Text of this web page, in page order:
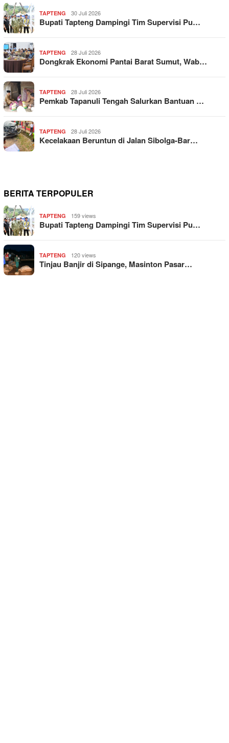
TAPTENG 30 Juli 2026
Bupati Tapteng Dampingi Tim Supervisi Pu…
TAPTENG 28 Juli 2026
Dongkrak Ekonomi Pantai Barat Sumut, Wab…
TAPTENG 28 Juli 2026
Pemkab Tapanuli Tengah Salurkan Bantuan …
TAPTENG 28 Juli 2026
Kecelakaan Beruntun di Jalan Sibolga-Bar…
BERITA TERPOPULER
TAPTENG 159 views
Bupati Tapteng Dampingi Tim Supervisi Pu…
TAPTENG 120 views
Tinjau Banjir di Sipange, Masinton Pasar…